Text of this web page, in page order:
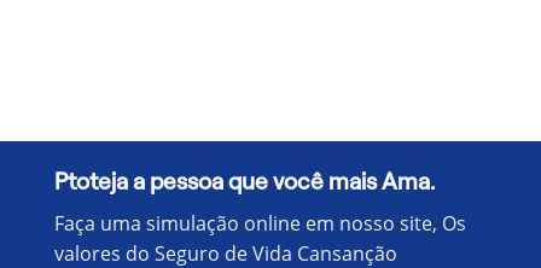
Ptoteja a pessoa que você mais Ama.
Faça uma simulação online em nosso site, Os
valores do Seguro de Vida Cansanção